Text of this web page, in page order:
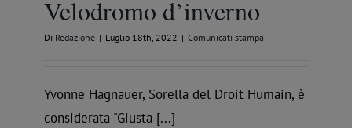
Velodromo d’inverno
Di Redazione | Luglio 18th, 2022 | Comunicati stampa
Yvonne Hagnauer, Sorella del Droit Humain, è
considerata "Giusta [...]